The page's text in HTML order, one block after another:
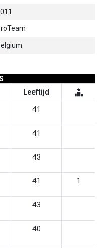
41
41
43
41 1
43
40
Leeftijd